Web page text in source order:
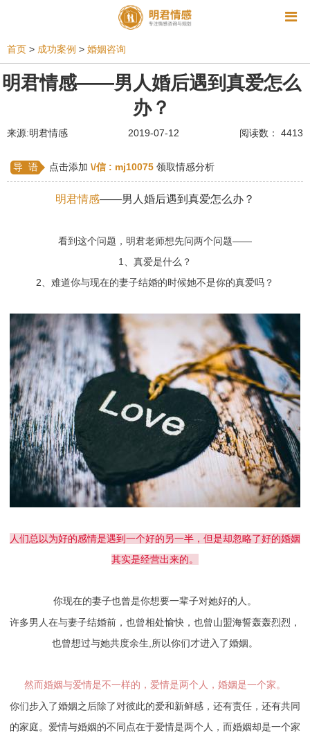
相亲 同性恋 恋爱技巧 挽回爱情
星座情感
姻缘测试 美容 怀孕 交友
感情挽回 双鱼座男生 情感测试
水瓶座男生 摩羯座男生 射手座男生
爱情诗句 狮子座男生 爱情歌曲
爱情小说 巨蟹座男生 爱情电影 双子座男生
财产分割 外遇 第三者 心态
变心 感人 伤感 婚姻问题 脾气
失恋挽救 情绪 时辰八字 爱情的句子
十二生肖 分手复合 梦见 抽签算命
异地恋 美妆 情感挽回
化妆 挽留前任 避孕 挽回男友 孕妇食谱
挽回老公 产检 家庭暴力 孕中期
经营婚姻 婚姻修复 孕早期 感情挽回
产后恢复 减肥 月子
交流沟通 约会 情感语录 情商 两性健康
其他
首页 > 成功案例 > 婚姻咨询
明君情感——男人婚后遇到真爱怎么
办？
来源:明君情感 2019-07-12 阅读数： 4413
导 语 点击添加 \/信 : mj10075 领取情感分析
明君情感——男人婚后遇到真爱怎么办？
看到这个问题，明君老师想先问两个问题——
1、真爱是什么？
2、难道你与现在的妻子结婚的时候她不是你的真爱吗？
人们总以为好的感情是遇到一个好的另一半，但是却忽略了好的婚姻
其实是经营出来的。
你现在的妻子也曾是你想要一辈子对她好的人。
许多男人在与妻子结婚前，也曾相处愉快，也曾山盟海誓轰轰烈烈，
也曾想过与她共度余生,所以你们才进入了婚姻。
然而婚姻与爱情是不一样的，爱情是两个人，婚姻是一个家。
你们步入了婚姻之后除了对彼此的爱和新鲜感，还有责任，还有共同
的家庭。爱情与婚姻的不同点在于爱情是两个人，而婚姻却是一个家